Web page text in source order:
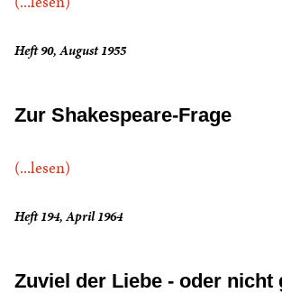
Heft 90, August 1955
Zur Shakespeare-Frage
(...lesen)
Heft 194, April 1964
Zuviel der Liebe - oder nicht